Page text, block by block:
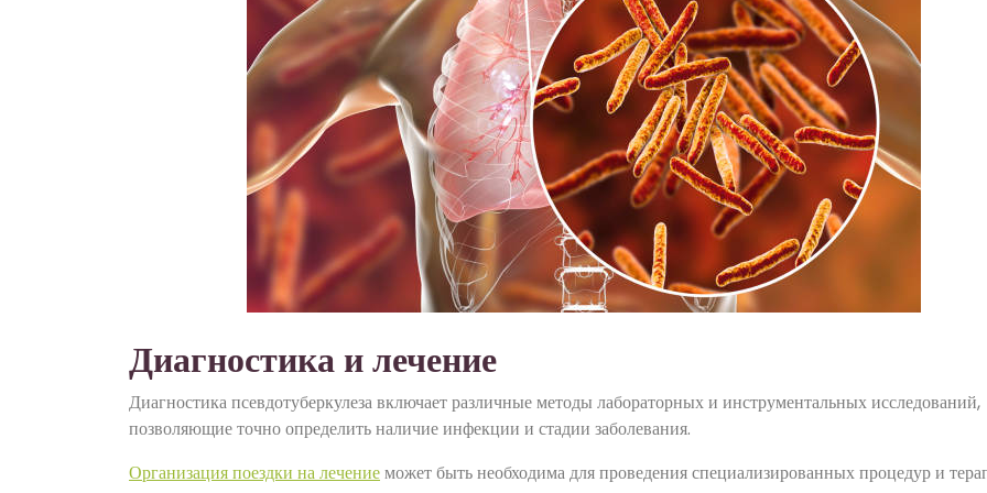
Диагностика и лечение
Диагностика псевдотуберкулеза включает различные методы лабораторных и инструментальных исследований,
позволяющие точно определить наличие инфекции и стадии заболевания.
Организация поездки на лечениеможет быть необходима для проведения специализированных процедур и